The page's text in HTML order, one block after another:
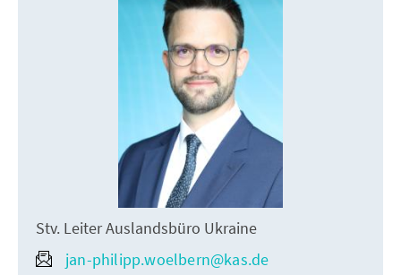
Stv. Leiter Auslandsbüro Ukraine
jan-philipp.woelbern@kas.de